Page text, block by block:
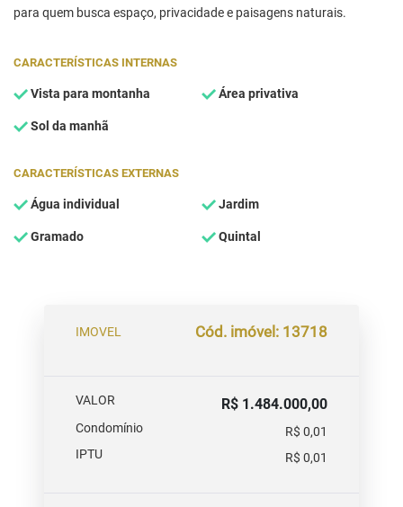
para quem busca espaço, privacidade e paisagens naturais.
CARACTERÍSTICAS INTERNAS
Vista para montanha Área privativa
Sol da manhã
CARACTERÍSTICAS EXTERNAS
Água individual Jardim
Gramado Quintal
IMOVEL Cód. imóvel: 13718
VALOR R$ 1.484.000,00
Condomínio
R$ 0,01
IPTU
R$ 0,01